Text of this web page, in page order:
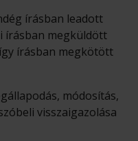
írásban leadott
írásban megküldött
írásban megkötött
módosítás,
visszaigazolása